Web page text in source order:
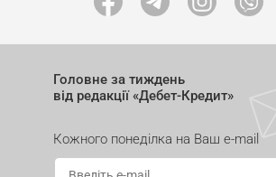
Головне за тиждень
від редакції «Дебет-Кредит»
Кожного понеділка на Ваш e-mail